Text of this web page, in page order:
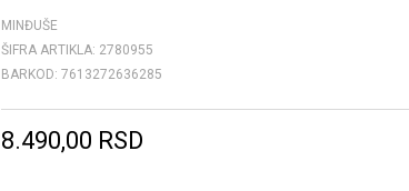
MINĐUŠE
ŠIFRA ARTIKLA: 2780955
BARKOD: 7613272636285
8.490,00 RSD